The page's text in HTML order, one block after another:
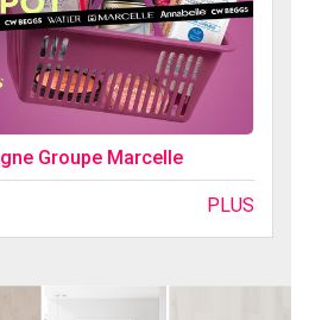
Groupe Marcelle
PLUS